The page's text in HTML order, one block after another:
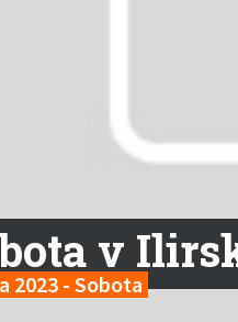
v
2023 - Sobota